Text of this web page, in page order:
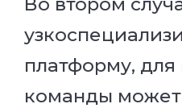
платформу,
команды может